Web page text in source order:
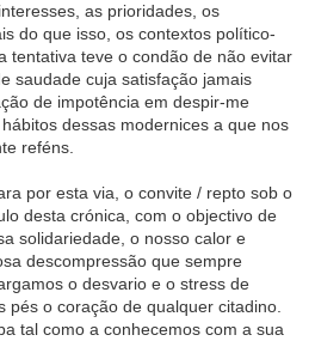
as prioridades, os
do que isso, os contextos político-
tentativa teve o condão de não evitar
saudade cuja satisfação jamais
de impotência em despir-me
dessas modernices a que nos
reféns.
por esta via, o convite / repto sob o
desta crónica, com o objectivo de
solidariedade, o nosso calor e
descompressão que sempre
o desvario e o stress de
pés o coração de qualquer citadino.
tal como a conhecemos com a sua